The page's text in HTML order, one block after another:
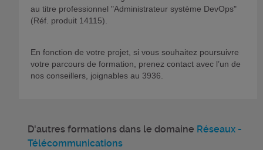
au titre professionnel "Administrateur système DevOps"
(Réf. produit 14115).
En fonction de votre projet, si vous souhaitez poursuivre
votre parcours de formation, prenez contact avec l’un de
nos conseillers, joignables au 3936.
D'autres formations dans le domaine Réseaux -
Télécommunications